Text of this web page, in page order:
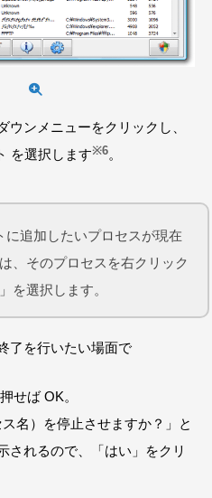
ウンメニューをクリックし、
を選択します※6。
に追加したいプロセスが現在
、そのプロセスを右クリック
を選択します。
了を行いたい場面で
せば OK。
ス名）を停止させますか？」と
されるので、「はい」をクリ